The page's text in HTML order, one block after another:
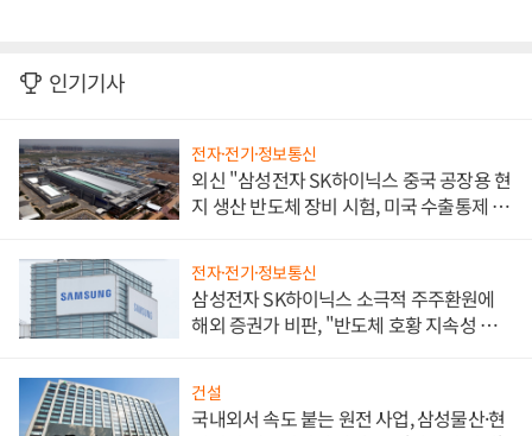
인기기사
전자·전기·정보통신
외신 "삼성전자 SK하이닉스 중국 공장용 현
지 생산 반도체 장비 시험, 미국 수출통제 대
전자·전기·정보통신
삼성전자 SK하이닉스 소극적 주주환원에
해외 증권가 비판, "반도체 호황 지속성 의
건설
국내외서 속도 붙는 원전 사업, 삼성물산·현